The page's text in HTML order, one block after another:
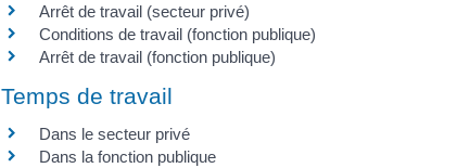
Arrêt de travail (secteur privé)
Conditions de travail (fonction publique)
Arrêt de travail (fonction publique)
Temps de travail
Dans le secteur privé
Dans la fonction publique